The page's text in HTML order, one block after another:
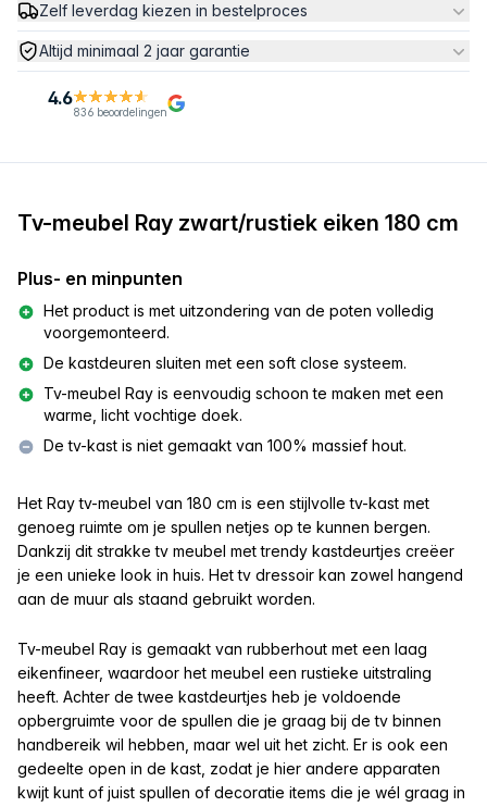
Zelf leverdag kiezen in bestelproces
Altijd minimaal 2 jaar garantie
4.6
836 beoordelingen
Tv-meubel Ray zwart/rustiek eiken 180 cm
Plus- en minpunten
Het product is met uitzondering van de poten volledig
voorgemonteerd.
De kastdeuren sluiten met een soft close systeem.
Tv-meubel Ray is eenvoudig schoon te maken met een
warme, licht vochtige doek.
De tv-kast is niet gemaakt van 100% massief hout.
Het Ray tv-meubel van 180 cm is een stijlvolle tv-kast met
genoeg ruimte om je spullen netjes op te kunnen bergen.
Dankzij dit strakke tv meubel met trendy kastdeurtjes creëer
je een unieke look in huis. Het tv dressoir kan zowel hangend
aan de muur als staand gebruikt worden.
Tv-meubel Ray is gemaakt van rubberhout met een laag
eikenfineer, waardoor het meubel een rustieke uitstraling
heeft. Achter de twee kastdeurtjes heb je voldoende
opbergruimte voor de spullen die je graag bij de tv binnen
handbereik wil hebben, maar wel uit het zicht. Er is ook een
gedeelte open in de kast, zodat je hier andere apparaten
kwijt kunt of juist spullen of decoratie items die je wél graag in